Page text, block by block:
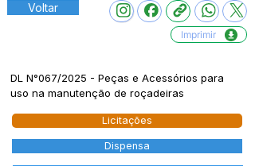
Voltar
Imprimir
DL N°067/2025 - Peças e Acessórios para
uso na manutenção de roçadeiras
Licitações
Dispensa